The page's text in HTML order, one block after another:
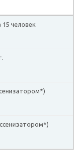
15 человек